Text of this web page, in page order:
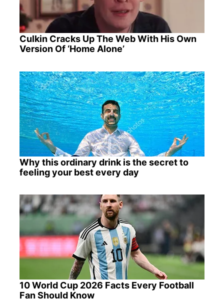
Culkin Cracks Up The Web With His Own
Version Of ‘Home Alone’
Why this ordinary drink is the secret to
feeling your best every day
10 World Cup 2026 Facts Every Football
Fan Should Know